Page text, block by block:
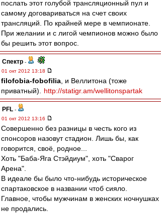
послать этот голубой трансляционный пул и
самому договариваться на счет своих
трансляций. По крайней мере в чемпионате.
При желании и с лигой чемпионов можно было
бы решить этот вопрос.
Спектр -
01 окт 2012 13:18
filofobia-fobofilia , и Веллитона (тоже
приватный).
http://statigr.am/wellitonspartak
PFL -
01 окт 2012 13:16
Совершенно без разницы в честь кого из
спонсоров назовут стадион. Лишь бы, как
говорится, своё, родное...
Хоть "Баба-Яга Стэйдиум", хоть "Сварог
Арена".
В идеале бы было что-нибудь историческое
спартаковское в названии чтоб сияло.
Главное, чтобы мужчинам в женских ночнушках
не продались.